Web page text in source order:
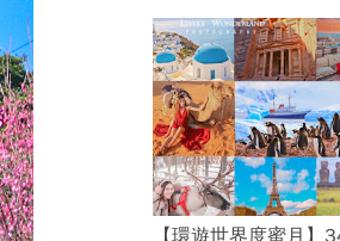
【環遊世界度蜜月】